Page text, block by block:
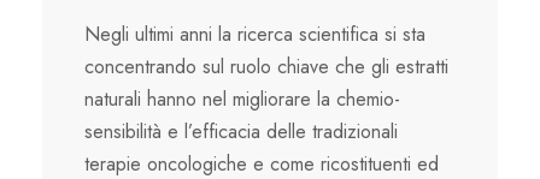
Negli ultimi anni la ricerca scientifica si sta
concentrando sul ruolo chiave che gli estratti
naturali hanno nel migliorare la chemio-
sensibilità e l’efficacia delle tradizionali
terapie oncologiche e come ricostituenti ed